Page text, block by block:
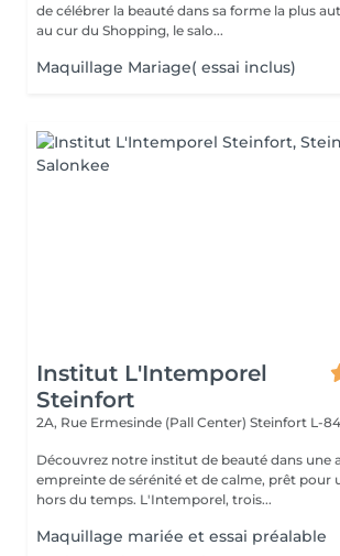
de célébrer la beauté dans sa forme la plus
au cur du Shopping, le salo...
Maquillage Mariage( essai inclus)
Institut L'Intemporel
Steinfort
2A, Rue Ermesinde (Pall Center) Steinfort L-
Découvrez notre institut de beauté dans une
empreinte de sérénité et de calme, prêt pour
hors du temps. L'Intemporel, trois...
Maquillage mariée et essai préalable